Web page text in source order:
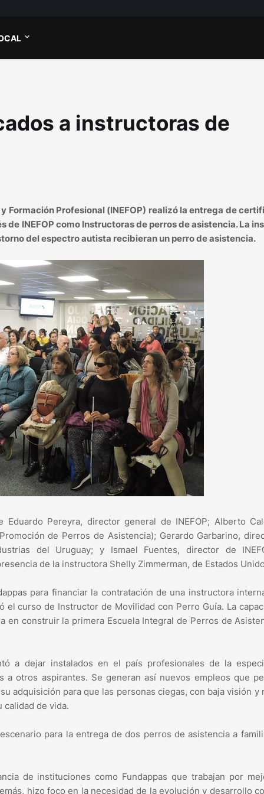
a instructoras de
Formación Profesional (INEFOP) realizó la entrega de
de INEFOP como Instructoras de perros de asistencia. La
del espectro autista recibieran un perro de asistencia.
Pereyra, director general de INEFOP; Alberto
de Perros de Asistencia); Gerardo Garbarino,
del Uruguay; y Ismael Fuentes, director de
de la instructora Shelly Zimmerman, de Estados
para financiar la contratación de una instructora
curso de Instructor de Movilidad con Perro Guía. La
en construir la primera Escuela Integral de Perros de
a dejar instalados en el país profesionales de la
a otros aspirantes. Se generan así nuevos empleos que
adquisición para que las personas ciegas, con baja visión y
calidad de vida.
para la entrega de dos perros de asistencia a
de instituciones como Fundappas que trabajan por
hizo foco en la necesidad de la evolución y desarrollo